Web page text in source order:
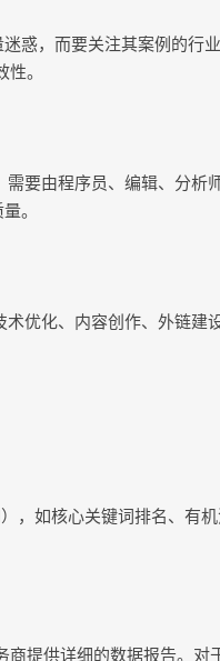
惑，而要关注其案例的行
。
要由程序员、编辑、分
。
优化、内容创作、外链建
，如核心关键词排名、有
提供详细的数据报告。